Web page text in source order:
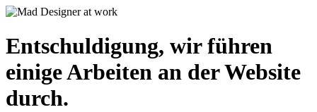
Entschuldigung, wir führen
einige Arbeiten an der Website
durch.